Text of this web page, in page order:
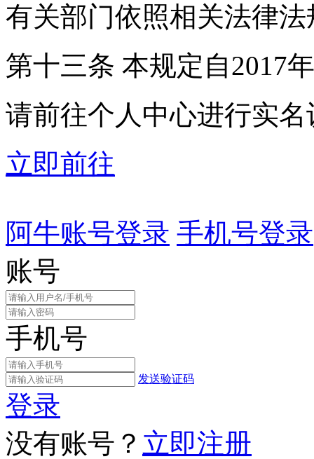
有关部门依照相关法律
第十三条 本规定自2017
请前往个人中心进行实名
立即前往
阿牛账号登录 手机号登录
账号
手机号
发送验证码
登录
没有账号？ 立即注册